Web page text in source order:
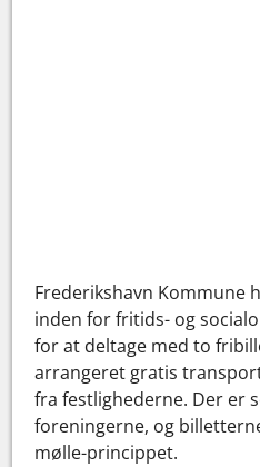
Frederikshavn Kommune
inden for fritids- og
for at deltage med to
arrangeret gratis
fra festlighederne. Der er
foreningerne, og
mølle-princippet.